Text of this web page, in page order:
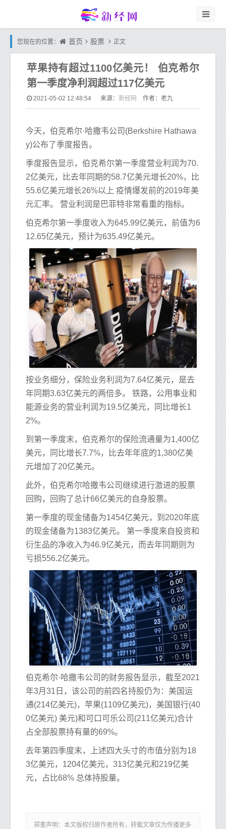
您现在的位置： 首页 股票 正文
苹果持有超过1100亿美元！ 伯克希尔
第一季度净利润超过117亿美元
2021-05-02 12:48:54 来源： 新经网 作者：老九
今天，伯克希尔·哈撒韦公司(Berkshire Hathawa
y)公布了季度报告。
季度报告显示，伯克希尔第一季度营业利润为70.
2亿美元，比去年同期的58.7亿美元增长20%，比
55.6亿美元增长26%以上 疫情爆发前的2019年美
元汇率。 营业利润是巴菲特非常看重的指标。
伯克希尔第一季度收入为645.99亿美元，前值为6
12.65亿美元，预计为635.49亿美元。
按业务细分，保险业务利润为7.64亿美元，是去
年同期3.63亿美元的两倍多。 铁路，公用事业和
能源业务的营业利润为19.5亿美元，同比增长1
2%。
到第一季度末，伯克希尔的保险流通量为1,400亿
美元，同比增长7.7%，比去年年底的1,380亿美
元增加了20亿美元。
此外，伯克希尔哈撒韦公司继续进行激进的股票
回购，回购了总计66亿美元的自身股票。
第一季度的现金储备为1454亿美元，到2020年底
的现金储备为1383亿美元。 第一季度来自投资和
衍生品的净收入为46.9亿美元，而去年同期则为
亏损556.2亿美元。
伯克希尔·哈撒韦公司的财务报告显示，截至2021
年3月31日，该公司的前四名持股仍为：美国运
通(214亿美元)，苹果(1109亿美元)，美国银行(40
0亿美元) 美元)和可口可乐公司(211亿美元)合计
占全部股票持有量的69%。
去年第四季度末，上述四大头寸的市值分别为18
3亿美元，1204亿美元，313亿美元和219亿美
元，占比68% 总体持股量。
郑重声明：本文版权归原作者所有，转载文章仅为传播更多